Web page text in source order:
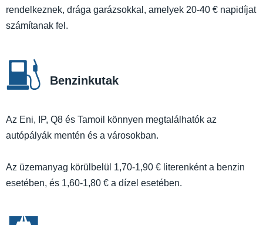
rendelkeznek, drága garázsokkal, amelyek 20-40 € napidíjat
számítanak fel.
Benzinkutak
Az Eni, IP, Q8 és Tamoil könnyen megtalálhatók az
autópályák mentén és a városokban.
Az üzemanyag körülbelül 1,70-1,90 € literenként a benzin
esetében, és 1,60-1,80 € a dízel esetében.